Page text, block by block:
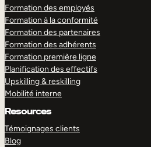
Formation des employés
Formation à la conformité
Formation des partenaires
Formation des adhérents
Formation première ligne
Planification des effectifs
Upskilling & reskilling
Mobilité interne
Resources
Témoignages clients
Blog